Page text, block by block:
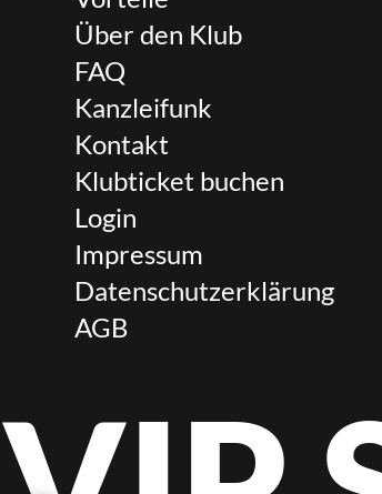
Über den Klub
FAQ
Kanzleifunk
Kontakt
Klubticket buchen
Login
Impressum
Datenschutzerklärung
AGB